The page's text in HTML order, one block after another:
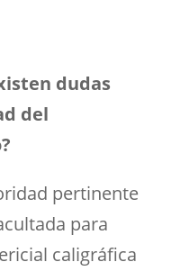
dudas
del
pertinente
para
caligráfica